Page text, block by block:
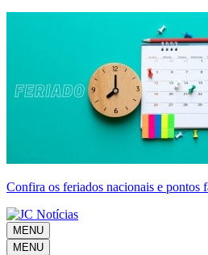
Confira os feriados nacionais e pontos
MENU
MENU